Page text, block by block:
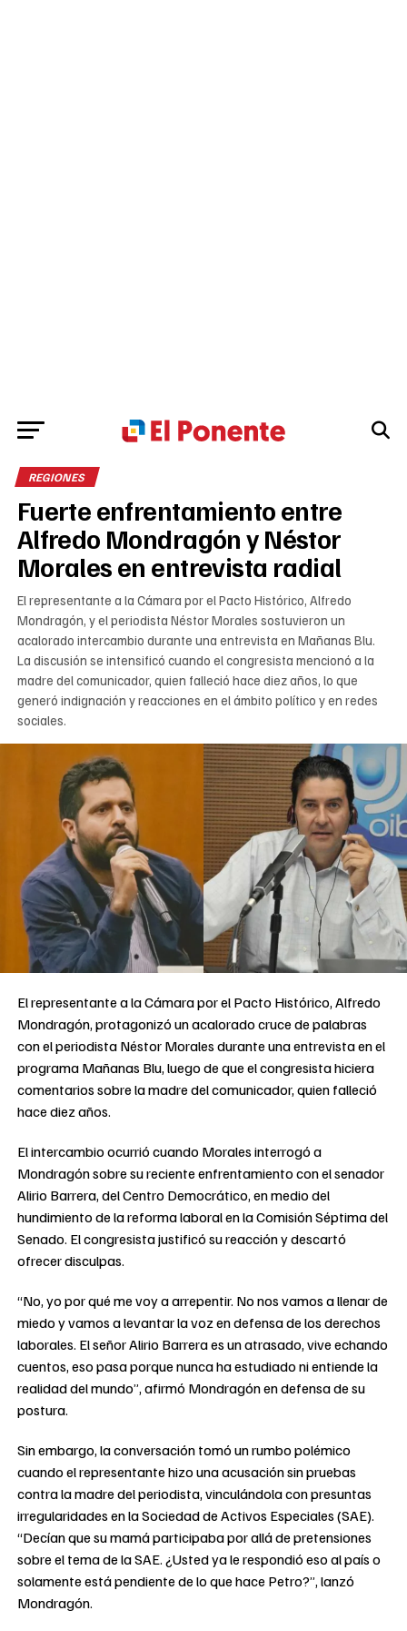
REGIONES
Fuerte enfrentamiento entre
Alfredo Mondragón y Néstor
Morales en entrevista radial
El representante a la Cámara por el Pacto Histórico, Alfredo
Mondragón, y el periodista Néstor Morales sostuvieron un
acalorado intercambio durante una entrevista en Mañanas Blu.
La discusión se intensificó cuando el congresista mencionó a la
madre del comunicador, quien falleció hace diez años, lo que
generó indignación y reacciones en el ámbito político y en redes
sociales.
El representante a la Cámara por el Pacto Histórico, Alfredo
Mondragón, protagonizó un acalorado cruce de palabras
con el periodista Néstor Morales durante una entrevista en el
programa Mañanas Blu, luego de que el congresista hiciera
comentarios sobre la madre del comunicador, quien falleció
hace diez años.
El intercambio ocurrió cuando Morales interrogó a
Mondragón sobre su reciente enfrentamiento con el senador
Alirio Barrera, del Centro Democrático, en medio del
hundimiento de la reforma laboral en la Comisión Séptima del
Senado. El congresista justificó su reacción y descartó
ofrecer disculpas.
“No, yo por qué me voy a arrepentir. No nos vamos a llenar de
miedo y vamos a levantar la voz en defensa de los derechos
laborales. El señor Alirio Barrera es un atrasado, vive echando
cuentos, eso pasa porque nunca ha estudiado ni entiende la
realidad del mundo”, afirmó Mondragón en defensa de su
postura.
Sin embargo, la conversación tomó un rumbo polémico
cuando el representante hizo una acusación sin pruebas
contra la madre del periodista, vinculándola con presuntas
irregularidades en la Sociedad de Activos Especiales (SAE).
“Decían que su mamá participaba por allá de pretensiones
sobre el tema de la SAE. ¿Usted ya le respondió eso al país o
solamente está pendiente de lo que hace Petro?”, lanzó
Mondragón.